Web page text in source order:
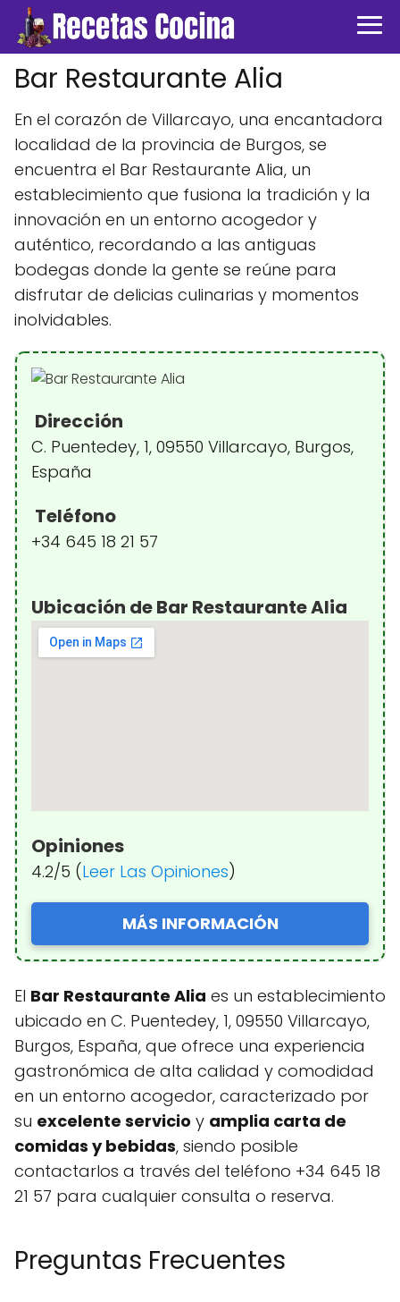
Bar Restaurante Alia
En el corazón de Villarcayo, una encantadora
localidad de la provincia de Burgos, se
encuentra el Bar Restaurante Alia, un
establecimiento que fusiona la tradición y la
innovación en un entorno acogedor y
auténtico, recordando a las antiguas
bodegas donde la gente se reúne para
disfrutar de delicias culinarias y momentos
inolvidables.
Dirección
C. Puentedey, 1, 09550 Villarcayo, Burgos,
España
Teléfono
+34 645 18 21 57
Ubicación de Bar Restaurante Alia
Opiniones
4.2/5 (Leer Las Opiniones)
MÁS INFORMACIÓN
El Bar Restaurante Alia es un establecimiento
ubicado en C. Puentedey, 1, 09550 Villarcayo,
Burgos, España, que ofrece una experiencia
gastronómica de alta calidad y comodidad
en un entorno acogedor, caracterizado por
su excelente servicio y amplia carta de
comidas y bebidas, siendo posible
contactarlos a través del teléfono +34 645 18
21 57 para cualquier consulta o reserva.
Preguntas Frecuentes